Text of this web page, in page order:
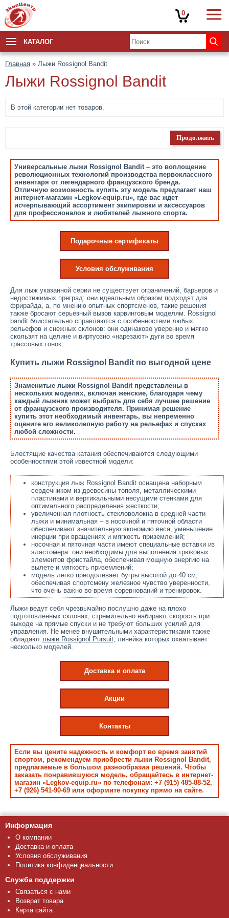
КАТАЛОГ
Главная » Лыжи Rossignol Bandit
Лыжи Rossignol Bandit
В этой категории нет товаров.
Продолжить
Универсальные лыжи Rossignol Bandit – это воплощение
революционных технологий производства первоклассного
инвентаря от легендарного французского бренда.
Отличную возможность купить эту модель предлагает наш
интернет-магазин «Legkov-equip.ru», где вас ждет
исчерпывающий ассортимент экипировки и аксессуаров
для профессионалов и любителей лыжного спорта.
Подарочные сертификаты
Условия обслуживания
Для лыж указанной серии не существует ограничений, барьеров и
недостижимых преград: они идеальным образом подходят для
фрирайда, а, по мнению опытных спортсменов, такие решения
также бросают серьезный вызов карвинговым моделям. Rossignol
bandit блистательно справляются с особенностями любых
рельефов и снежных склонов: они одинаково уверенно и мягко
скользят на целине и виртуозно «нарезают» дуги во время
трассовых гонок.
Купить лыжи Rossignol Bandit по выгодной цене
Знаменитые лыжи Rossignol Bandit представлены в
нескольких моделях, включая женские, благодаря чему
каждый лыжник может выбрать для себя лучшее решение
от французского производителя. Принимая решение
купить этот необходимый инвентарь, вы непременно
оцените его великолепную работу на рельефах и спусках
любой сложности.
Блестящие качества катания обеспечиваются следующими
особенностями этой известной модели:
конструкция лыж Rossignol Bandit оснащена наборным
сердечником из древесины тополя, металлическими
пластинами и вертикальными несущими стенками для
оптимального распределения жесткости;
увеличенная плотность стекловолокна в средней части
лыжи и минимальная – в носочной и пяточной области
обеспечивают значительную экономию веса, уменьшение
инерции при вращениях и мягкость приземлений;
носочная и пяточная части имеют специальные вставки из
эластомера: они необходимы для выполнения трюковых
элементов фристайла, обеспечивая мощную энергию на
вылете и мягкость приземлений;
модель легко преодолевает бугры высотой до 40 см,
обеспечивая спортсмену железное чувство уверенности,
что очень важно во время соревнований и тренировок.
Лыжи ведут себя чрезвычайно послушно даже на плохо
подготовленных склонах, стремительно набирают скорость при
выходе на прямые спуски и не требуют больших усилий для
управления. Не менее внушительными характеристиками также
обладают лыжи Rossignol Pursuit, линейка которых охватывает
несколько моделей.
Доставка и оплата
Акции
Контакты
Если вы цените надежность и комфорт во время занятий
спортом, рекомендуем приобрести лыжи Rossignol Bandit,
предлагаемые в большом разнообразии решений. Чтобы
заказать понравившуюся модель, обращайтесь в интернет-
магазин «Legkov-equip.ru» по телефонам: +7 (915) 485-88-52,
+7 (926) 541-90-69 или оформите покупку прямо на сайте.
Информация
О компании
Доставка и оплата
Условия обслуживания
Политика конфиденциальности
Служба поддержки
Связаться с нами
Возврат товара
Карта сайта
0